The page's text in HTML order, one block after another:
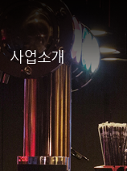
사업소개